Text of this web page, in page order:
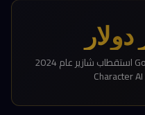
قيمة الصفقة التي أعادت بها Google استقطاب شازير عام 2024